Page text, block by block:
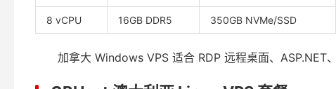
8 vCPU 16GB DDR5 350GB NVMe/SSD
加拿大 Windows VPS 适合 RDP 远程桌面、ASP.NET